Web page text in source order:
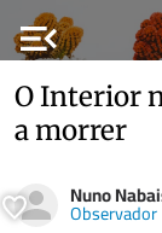
menu_open
O Interior
a morrer
Nuno
Observador